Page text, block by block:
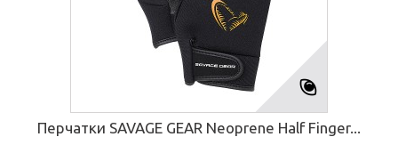
Перчатки SAVAGE GEAR Neoprene Half Finger...